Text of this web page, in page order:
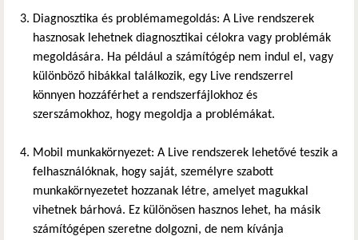
Diagnosztika és problémamegoldás: A Live rendszerek
hasznosak lehetnek diagnosztikai célokra vagy problémák
megoldására. Ha például a számítógép nem indul el, vagy
különböző hibákkal találkozik, egy Live rendszerrel
könnyen hozzáférhet a rendszerfájlokhoz és
szerszámokhoz, hogy megoldja a problémákat.
Mobil munkakörnyezet: A Live rendszerek lehetővé teszik a
felhasználóknak, hogy saját, személyre szabott
munkakörnyezetet hozzanak létre, amelyet magukkal
vihetnek bárhová. Ez különösen hasznos lehet, ha másik
számítógépen szeretne dolgozni, de nem kívánja